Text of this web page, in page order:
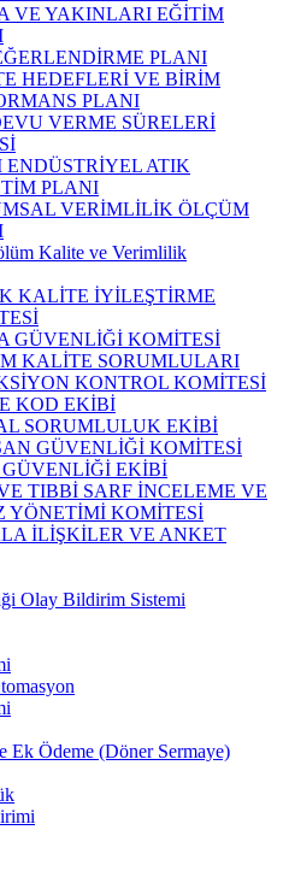
VE YAKINLARI EĞİTİM
PLANI
HEDEFLERİ VE BİRİM
PLANI
VERME SÜRELERİ
ENDÜSTRİYEL ATIK
PLANI
VERİMLİLİK ÖLÇÜM
Kalite ve Verimlilik
KALİTE İYİLEŞTİRME
GÜVENLİĞİ KOMİTESİ
KALİTE SORUMLULARI
KONTROL KOMİTESİ
KOD EKİBİ
SORUMLULUK EKİBİ
GÜVENLİĞİ KOMİTESİ
EKİBİ
TIBBİ SARF İNCELEME VE
YÖNETİMİ KOMİTESİ
İLİŞKİLER VE ANKET
Olay Bildirim Sistemi
Ek Ödeme (Döner Sermaye)